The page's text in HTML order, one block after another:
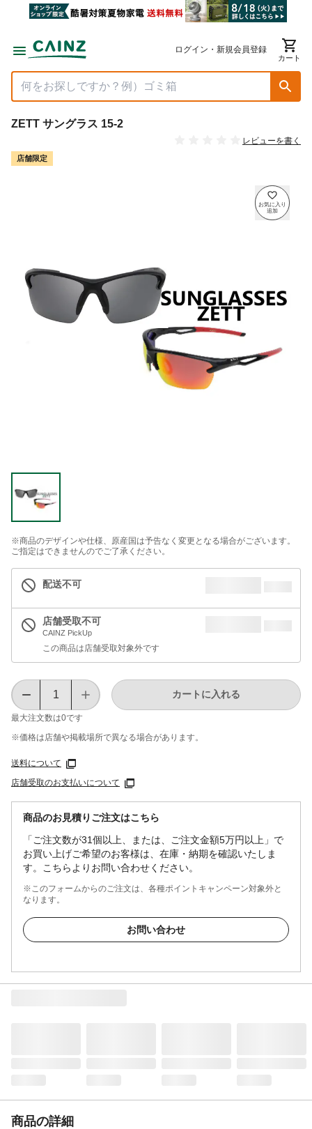
ログイン・新規会員登録
カート
ZETT サングラス 15-2
レビューを書く
店舗限定
※商品のデザインや仕様、原産国は予告なく変更となる場合がございます。
ご指定はできませんのでご了承ください。
配送不可
店舗受取不可
CAINZ PickUp
この商品は店舗受取対象外です
最大注文数は0です
カートに入れる
※価格は​店舗や​掲載場所で​異なる​場合が​あります。
送料について
店舗受取のお支払いについて
商品のお見積りご注文はこちら
「ご注文数が31個以上、または、ご注文金額5万円以上」で
お買い上げご希望のお客様は、在庫・納期を確認いたしま
す。こちらよりお問い合わせください。
※このフォームからのご注文は、各種ポイントキャンペーン対象外と
なります。
お問い合わせ
商品の詳細